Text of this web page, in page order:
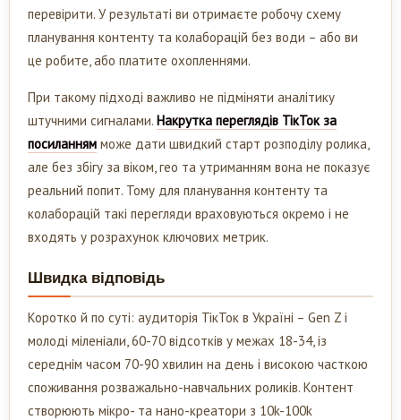
перевірити. У результаті ви отримаєте робочу схему
планування контенту та колаборацій без води – або ви
це робите, або платите охопленнями.
При такому підході важливо не підміняти аналітику
штучними сигналами. Накрутка переглядів ТікТок за
посиланням може дати швидкий старт розподілу ролика,
але без збігу за віком, гео та утриманням вона не показує
реальний попит. Тому для планування контенту та
колаборацій такі перегляди враховуються окремо і не
входять у розрахунок ключових метрик.
Швидка відповідь
Коротко й по суті: аудиторія ТікТок в Україні – Gen Z і
молоді міленіали, 60-70 відсотків у межах 18-34, із
середнім часом 70-90 хвилин на день і високою часткою
споживання розважально-навчальних роликів. Контент
створюють мікро- та нано-креатори з 10k-100k